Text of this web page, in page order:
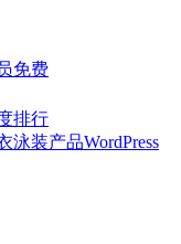
免费
排行